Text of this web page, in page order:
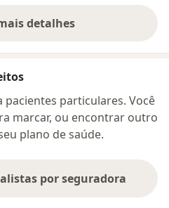
detalhes
sobre o endereço
pacientes particulares. Você
marcar, ou encontrar outro
plano de saúde.
por seguradora